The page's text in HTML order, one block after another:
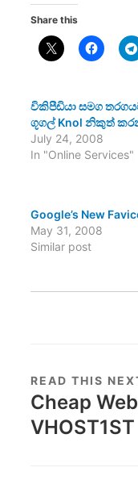
Share this
විකිපීඩියා සමග
ගූගල් Knol නිකුත්
July 24, 2008
In "Online Services"
Google’s New
May 31, 2008
Similar post
READ THIS
Cheap
VHOST1ST